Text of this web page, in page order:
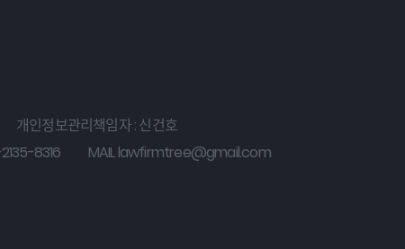
개인정보관리책임자 : 신건호
8316 MAIL lawfirmtree@gmail.com